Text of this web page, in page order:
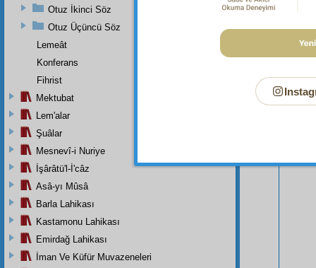
Otuz İkinci Söz
Otuz Üçüncü Söz
Lemeât
Konferans
Fihrist
Mektubat
Lem'alar
Şuâlar
Mesnevî-i Nuriye
İşârâtü'l-İ'câz
Asâ-yı Mûsâ
Barla Lahikası
Kastamonu Lahikası
Emirdağ Lahikası
İman Ve Küfür Muvazeneleri